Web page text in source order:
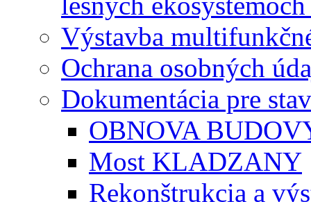
Výstavba
Ochrana osobných
Dokumentácia pre
OBNOVA
Most KLADZANY
Rekonštrukcia a